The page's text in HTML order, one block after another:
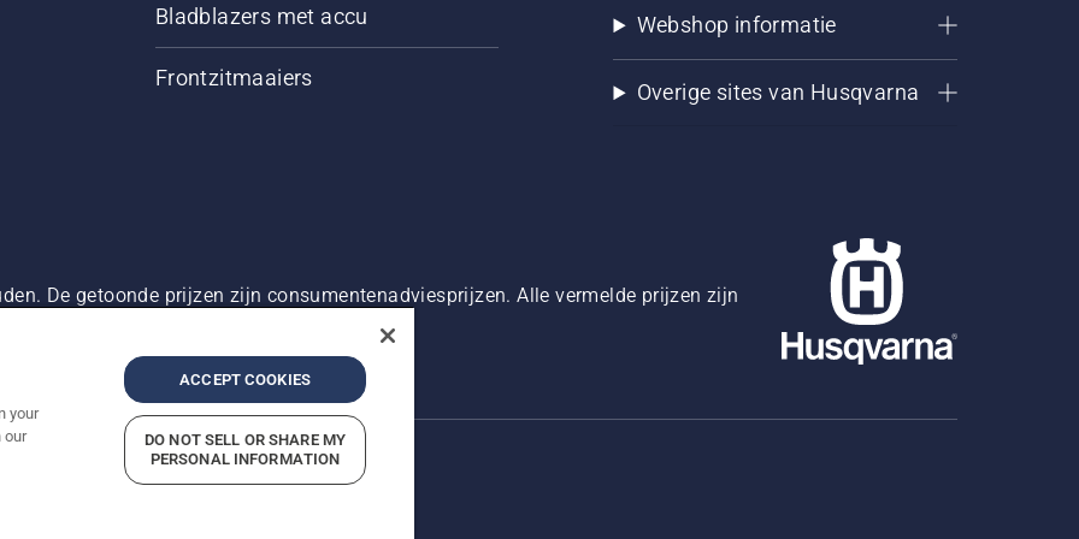
Bladblazers met accu
Frontzitmaaiers
Webshop informatie
Overige sites van Husqvarna
De getoonde prijzen zijn consumentenadviesprijzen. Alle vermelde prijzen zijn
Bedrijfsgegevens Report Suspected Violations
your
our
ACCEPT COOKIES
DO NOT SELL OR SHARE MY
PERSONAL INFORMATION